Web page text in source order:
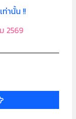
านั้น !!
2569